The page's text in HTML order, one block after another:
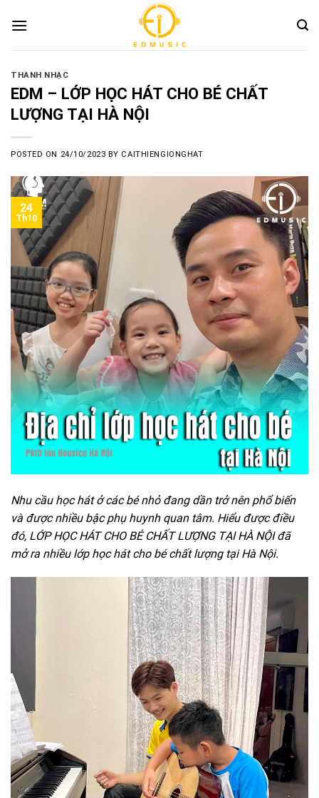
THANH NHẠC
EDM – LỚP HỌC HÁT CHO BÉ CHẤT
LƯỢNG TẠI HÀ NỘI
POSTED ON 24/10/2023 BY CAITHIENGIONGHAT
24
Th10
Nhu cầu học hát ở các bé nhỏ đang dần trở nên phổ biến
và được nhiều bậc phụ huynh quan tâm. Hiểu được điều
đó, LỚP HỌC HÁT CHO BÉ CHẤT LƯỢNG TẠI HÀ NỘI đã
mở ra nhiều lớp học hát cho bé chất lượng tại Hà Nội.